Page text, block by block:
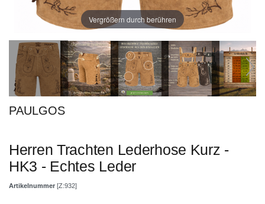
Vergrößern durch berühren
PAULGOS
Herren Trachten Lederhose Kurz -
HK3 - Echtes Leder
Artikelnummer [Z:932]